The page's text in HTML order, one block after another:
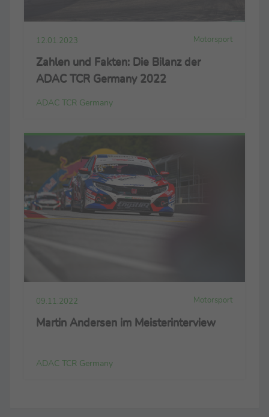
12.01.2023 Motorsport
Zahlen und Fakten: Die Bilanz der
ADAC TCR Germany 2022
ADAC TCR Germany
09.11.2022 Motorsport
Martin Andersen im Meisterinterview
ADAC TCR Germany